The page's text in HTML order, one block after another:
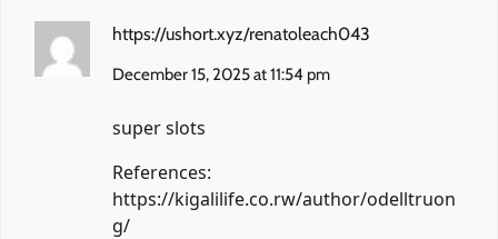
https://ushort.xyz/renatoleach043
December 15, 2025 at 11:54 pm
super slots
References:
https://kigalilife.co.rw/author/odelltruon
g/